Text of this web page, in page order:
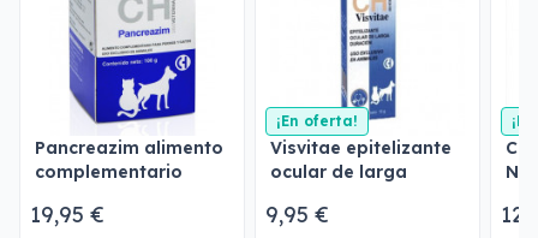
Pancreazim alimento
complementario
19,95 €
¡En oferta!
Visvitae epitelizante
ocular de larga
9,95 €